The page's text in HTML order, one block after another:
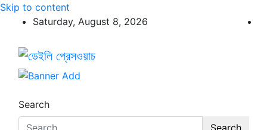
Skip to content
Saturday, August 8, 2026
ডেইলি প্রেসওয়াচ
ডেইলি প্রেসওয়াচ মুক্তিযুদ্ধের চেতনায় উদ্বুদ্ধ মুখপত্র
Search